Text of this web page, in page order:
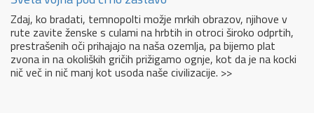
Zdaj, ko bradati, temnopolti možje mrkih obrazov, njihove v
rute zavite ženske s culami na hrbtih in otroci široko odprtih,
prestrašenih oči prihajajo na naša ozemlja, pa bijemo plat
zvona in na okoliških gričih prižigamo ognje, kot da je na kocki
nič več in nič manj kot usoda naše civilizacije. >>